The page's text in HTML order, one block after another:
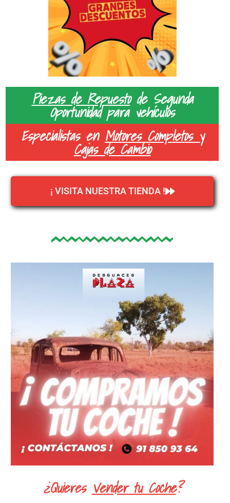
Piezas de Repuestode Segunda
Oportunidad para vehículos
Especialistas en Motores Completos y
Cajas de Cambio
¡ VISITA NUESTRA TIENDA !
¿Quieres Vender tu Coche?